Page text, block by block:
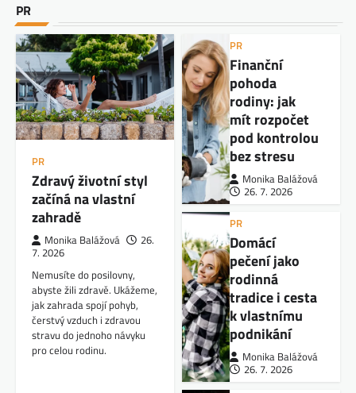
PR
PR
Zdravý životní styl
začíná na vlastní
zahradě
Monika Balážová
26.
7. 2026
Nemusíte do posilovny,
abyste žili zdravě. Ukážeme,
jak zahrada spojí pohyb,
čerstvý vzduch i zdravou
stravu do jednoho návyku
pro celou rodinu.
PR
Finanční
pohoda
rodiny: jak
mít rozpočet
pod kontrolou
bez stresu
Monika Balážová
26. 7. 2026
PR
Domácí
pečení jako
rodinná
tradice i cesta
k vlastnímu
podnikání
Monika Balážová
26. 7. 2026